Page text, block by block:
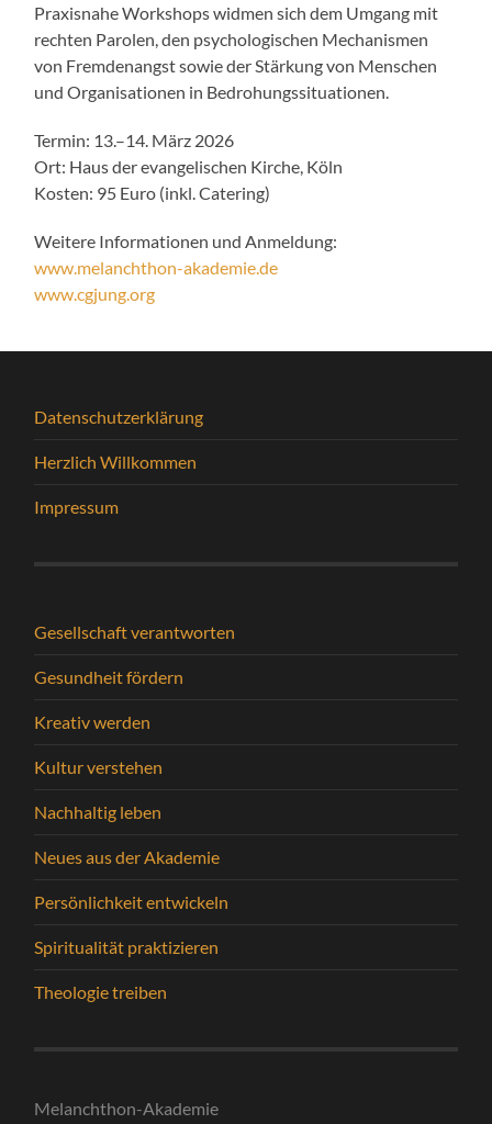
Praxisnahe Workshops widmen sich dem Umgang mit
rechten Parolen, den psychologischen Mechanismen
von Fremdenangst sowie der Stärkung von Menschen
und Organisationen in Bedrohungssituationen.
Termin: 13.–14. März 2026
Ort: Haus der evangelischen Kirche, Köln
Kosten: 95 Euro (inkl. Catering)
Weitere Informationen und Anmeldung:
www.melanchthon-akademie.de
www.cgjung.org
Datenschutzerklärung
Herzlich Willkommen
Impressum
Gesellschaft verantworten
Gesundheit fördern
Kreativ werden
Kultur verstehen
Nachhaltig leben
Neues aus der Akademie
Persönlichkeit entwickeln
Spiritualität praktizieren
Theologie treiben
Melanchthon-Akademie